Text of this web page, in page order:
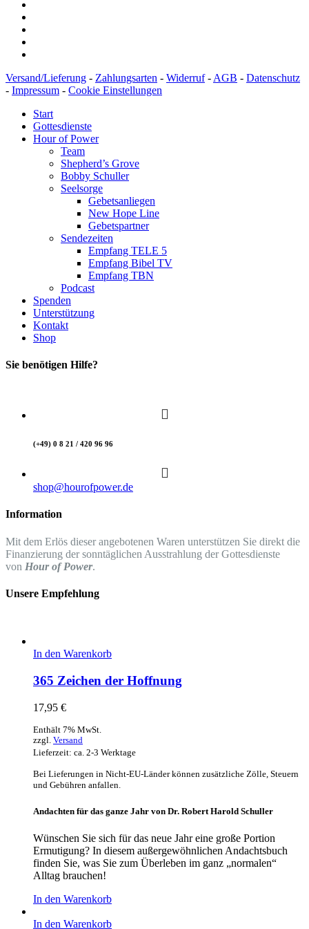
Versand/Lieferung - Zahlungsarten - Widerruf- AGB - Datenschutz
- Impressum - Cookie Einstellungen
Start
Gottesdienste
Hour of Power
Team
Shepherd’s Grove
Bobby Schuller
Seelsorge
Gebetsanliegen
New Hope Line
Gebetspartner
Sendezeiten
Empfang TELE 5
Empfang Bibel TV
Empfang TBN
Podcast
Spenden
Unterstützung
Kontakt
Shop
Sie benötigen Hilfe?
(+49) 0 8 21 / 420 96 96
shop@hourofpower.de
Information
Mit dem Erlös dieser angebotenen Waren unterstützen Sie direkt die
Finanzierung der sonntäglichen Ausstrahlung der Gottesdienste
von Hour of Power.
Unsere Empfehlung
In den Warenkorb
365 Zeichen der Hoffnung
17,95 €
Enthält 7% MwSt.
zzgl. Versand
Lieferzeit: ca. 2-3 Werktage
Bei Lieferungen in Nicht-EU-Länder können zusätzliche Zölle, Steuern
und Gebühren anfallen.
Andachten für das ganze Jahr von Dr. Robert Harold Schuller
Wünschen Sie sich für das neue Jahr eine große Portion
Ermutigung? In diesem außergewöhnlichen Andachtsbuch
finden Sie, was Sie zum Überleben im ganz „normalen“
Alltag brauchen!
In den Warenkorb
In den Warenkorb